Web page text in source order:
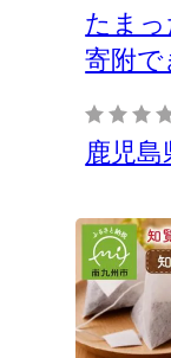
たまっ
寄附で
鹿児島